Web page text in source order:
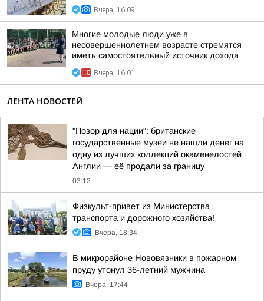
Вчера, 16:09
Многие молодые люди уже в
несовершеннолетнем возрасте стремятся
иметь самостоятельный источник дохода
Вчера, 16:01
ЛЕНТА НОВОСТЕЙ
"Позор для нации": британские
государственные музеи не нашли денег на
одну из лучших коллекций окаменелостей
Англии — её продали за границу
03:12
Физкульт-привет из Министерства
транспорта и дорожного хозяйства!
Вчера, 18:34
В микрорайоне Нововязники в пожарном
пруду утонул 36-летний мужчина
Вчера, 17:44